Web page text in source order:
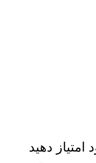
دهید